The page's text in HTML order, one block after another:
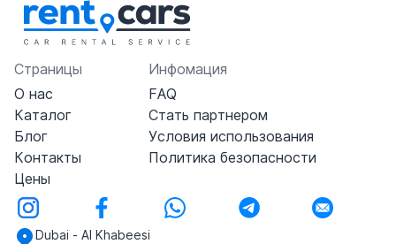
Страницы
О нас
Каталог
Блог
Контакты
Цены
Инфомация
FAQ
Стать партнером
Условия использования
Политика безопасности
Dubai - Al Khabeesi